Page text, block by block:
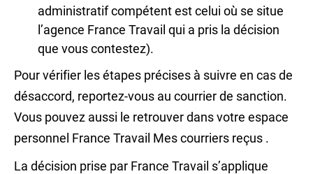
administratif compétent est celui où se situe
l’agence France Travail qui a pris la décision
que vous contestez).
Pour vérifier les étapes précises à suivre en cas de
désaccord, reportez-vous au courrier de sanction.
Vous pouvez aussi le retrouver dans votre espace
personnel France Travail Mes courriers reçus .
La décision prise par France Travail s’applique